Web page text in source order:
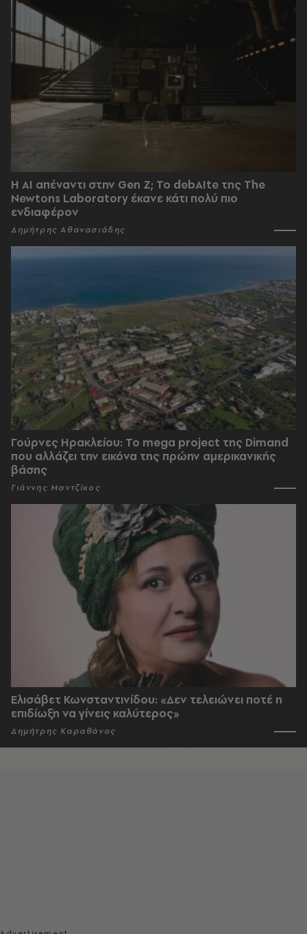
Η AI απέναντι στην Gen Z; Το debAIte της The
Newtons Laboratory έκανε κάτι πολύ πιο
ενδιαφέρον
Δημήτρης Αθανασιάδης
Γούρνες Ηρακλείου: To mega project της Dimand
που αλλάζει την εικόνα της πρώην αμερικανικής
βάσης
Γιάννης Μαντζίκος
Ελισάβετ Κωνσταντινίδου: «Δεν τελειώνει ποτέ η
επιδίωξη να γίνεις καλύτερος»
Δημήτρης Καραθάνος